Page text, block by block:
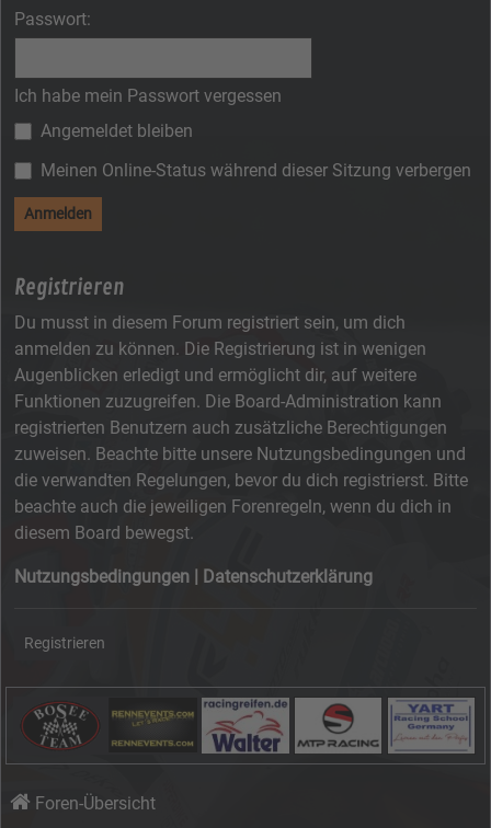
Passwort:
Ich habe mein Passwort vergessen
Angemeldet bleiben
Meinen Online-Status während dieser Sitzung verbergen
Registrieren
Du musst in diesem Forum registriert sein, um dich
anmelden zu können. Die Registrierung ist in wenigen
Augenblicken erledigt und ermöglicht dir, auf weitere
Funktionen zuzugreifen. Die Board-Administration kann
registrierten Benutzern auch zusätzliche Berechtigungen
zuweisen. Beachte bitte unsere Nutzungsbedingungen und
die verwandten Regelungen, bevor du dich registrierst. Bitte
beachte auch die jeweiligen Forenregeln, wenn du dich in
diesem Board bewegst.
Nutzungsbedingungen | Datenschutzerklärung
Registrieren
Foren-Übersicht